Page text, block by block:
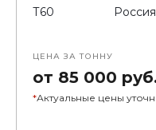
Т60 Россия
ЦЕНА ЗА ТОННУ
от 85 000
*Актуальные цены